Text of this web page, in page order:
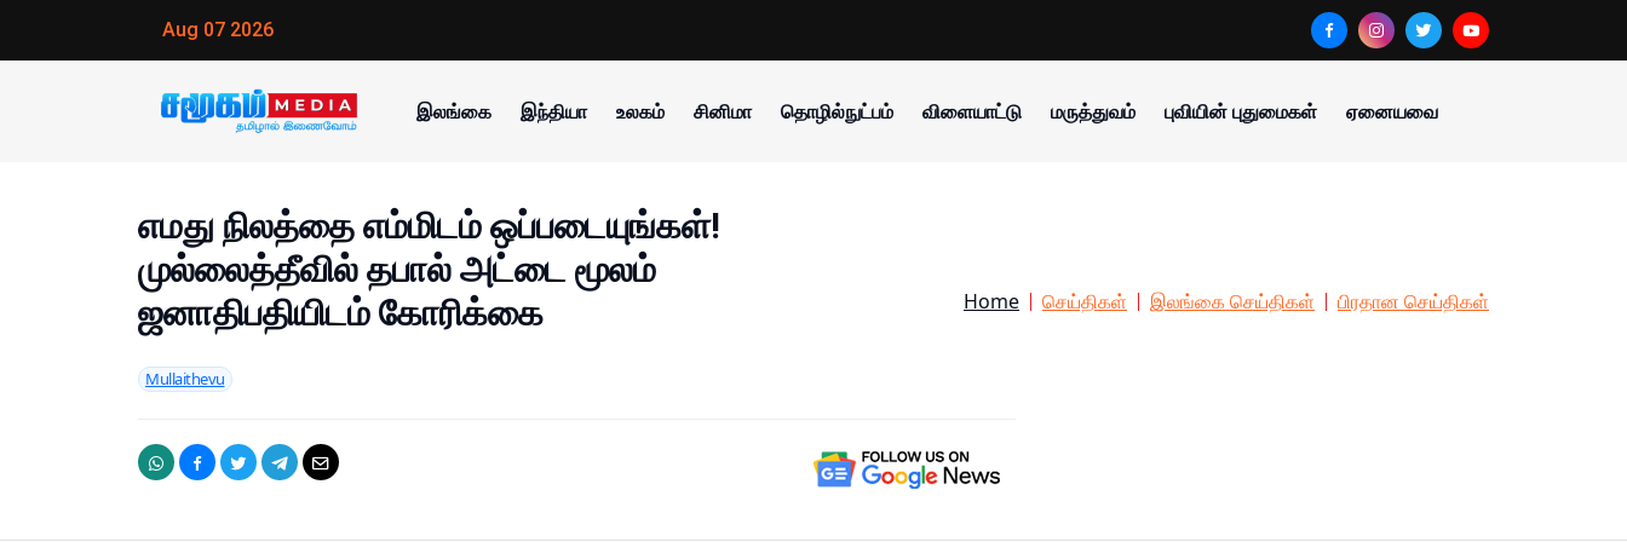
Aug 07 2026
இலங்கை இந்தியா உலகம் சினிமா தொழில்நுட்பம் விளையாட்டு மருத்துவம் புவியின் புதுமைகள் ஏனையவை
எமது நிலத்தை எம்மிடம் ஒப்படையுங்கள்!
முல்லைத்தீவில் தபால் அட்டை மூலம்
ஜனாதிபதியிடம் கோரிக்கை
Mullaithevu
Home செய்திகள் இலங்கை செய்திகள் பிரதான செய்திகள்